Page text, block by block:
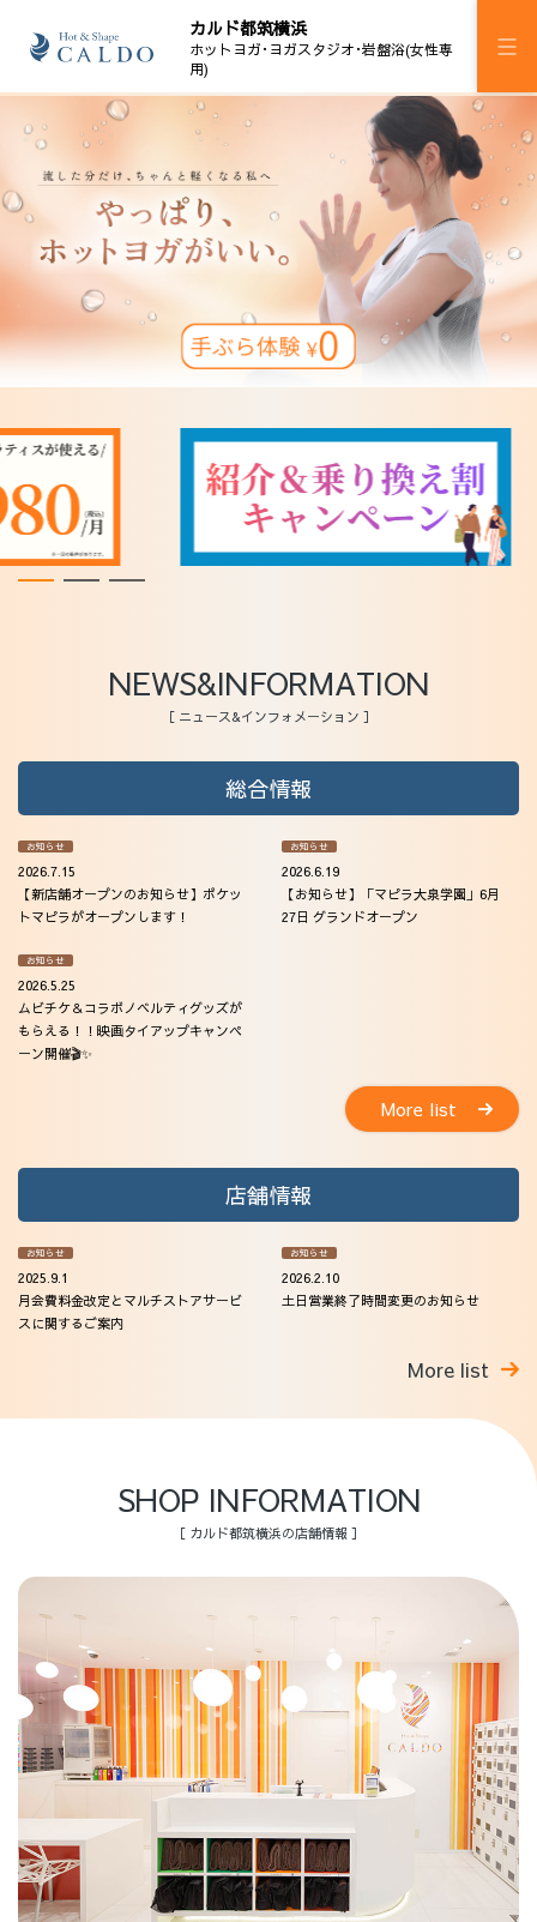
カルド都筑横浜
ホットヨガ･ヨガスタジオ･岩盤浴(女性専
用)
施設案内
プログラム
スケジュール
マピラセミ
岩盤浴
ウェルチケ
法人会員
アクセス
NEWS&INFORMATION
［ ニュース&インフォメーション ］
総合情報
お知らせ
2026.7.15
【新店舗オープンのお知らせ】ポケッ
トマピラがオープンします！
お知らせ
2026.6.19
【お知らせ】「マピラ大泉学園」6月
27日 グランドオープン
お知らせ
2026.5.25
ムビチケ＆コラボノベルティグッズが
もらえる！！映画タイアップキャンペ
ーン開催🎬✨
More list
店舗情報
お知らせ
2025.9.1
月会費料金改定とマルチストアサービ
スに関するご案内
お知らせ
2026.2.10
土日営業終了時間変更のお知らせ
More list
SHOP INFORMATION
［ カルド都筑横浜の店舗情報 ］